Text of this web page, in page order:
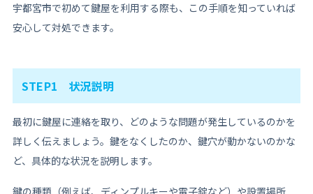
宇都宮市で初めて鍵屋を利用する際も、この手順を知っていれば
安心して対処できます。
STEP1 状況説明
最初に鍵屋に連絡を取り、どのような問題が発生しているのかを
詳しく伝えましょう。鍵をなくしたのか、鍵穴が動かないのかな
ど、具体的な状況を説明します。